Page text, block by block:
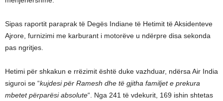
Sipas raportit paraprak të Degës Indiane të Hetimit të Aksidenteve
Ajrore, furnizimi me karburant i motorëve u ndërpre disa sekonda
pas ngritjes.
Hetimi për shkakun e rrëzimit është duke vazhduar, ndërsa Air India
siguroi se “kujdesi për Ramesh dhe të gjitha familjet e prekura
mbetet përparësi absolute“. Nga 241 të vdekurit, 169 ishin shtetas